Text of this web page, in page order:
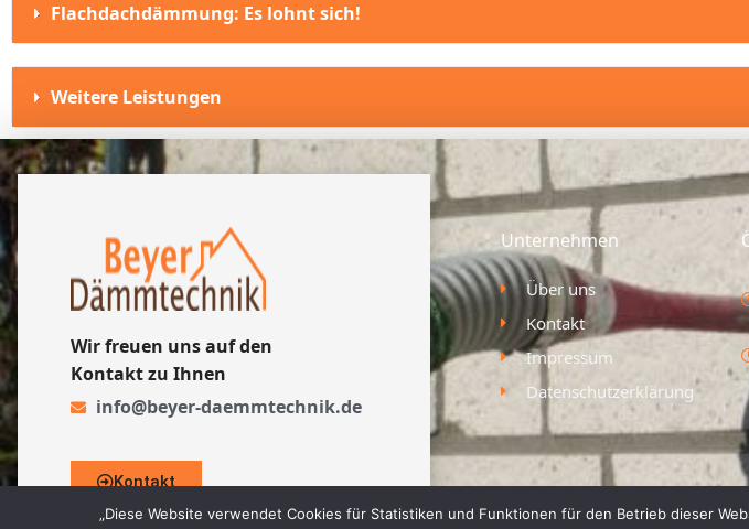
Flachdachdämmung: Es lohnt sich!
Weitere Leistungen
Wir freuen uns auf den
Kontakt zu Ihnen
info@beyer-daemmtechnik.de
Kontakt
Unternehmen
Über uns
Kontakt
Impressum
Datenschutzerklärung
„Diese Website verwendet Cookies für Statistiken und Funktionen für den Betrieb dieser